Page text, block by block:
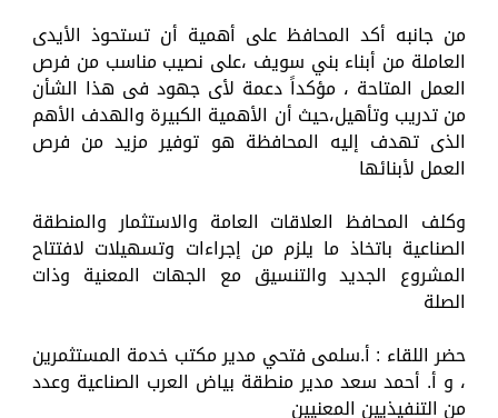
من جانبه أكد المحافظ على أهمية أن تستحوذ الأيدى
العاملة من أبناء بني سويف ،على نصيب مناسب من فرص
العمل المتاحة ، مؤكداً دعمة لأى جهود فى هذا الشأن
من تدريب وتأهيل،حيث أن الأهمية الكبيرة والهدف الأهم
الذى تهدف إليه المحافظة هو توفير مزيد من فرص
العمل لأبنائها
وكلف المحافظ العلاقات العامة والاستثمار والمنطقة
الصناعية باتخاذ ما يلزم من إجراءات وتسهيلات لافتتاح
المشروع الجديد والتنسيق مع الجهات المعنية وذات
الصلة
حضر اللقاء : أ.سلمى فتحي مدير مكتب خدمة المستثمرين
، و أ. أحمد سعد مدير منطقة بياض العرب الصناعية وعدد
من التنفيذيين المعنيين